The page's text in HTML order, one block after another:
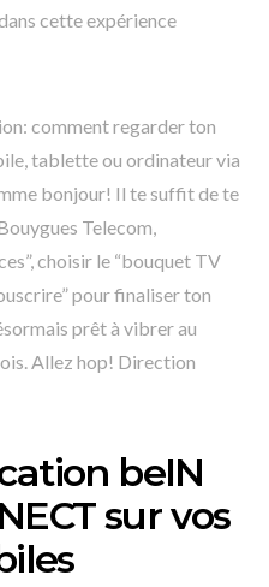
cette expérience
comment regarder ton
tablette ou ordinateur via
bonjour! Il te suffit de te
Telecom,
choisir le “bouquet TV
pour finaliser ton
prêt à vibrer au
Allez hop! Direction
beIN
sur vos